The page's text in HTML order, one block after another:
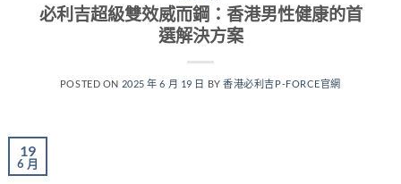
​必利吉超級雙效威而鋼：香港男性健康的首
選解決方案​
POSTED ON 2025 年 6 月 19 日 BY香港必利吉P-FORCE官網
19
6 月